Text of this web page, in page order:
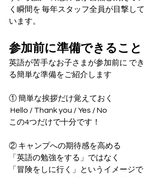
く瞬間を 毎年スタッフ全員が目撃して
います。
参加前に準備できること
英語が苦手なお子さまが参加前に でき
る簡単な準備をご紹介します
① 簡単な挨拶だけ覚えておく
Hello / Thank you / Yes / No
この4つだけで十分です！
② キャンプへの期待感を高める
「英語の勉強をする」ではなく
「冒険をしに行く」というイメージで